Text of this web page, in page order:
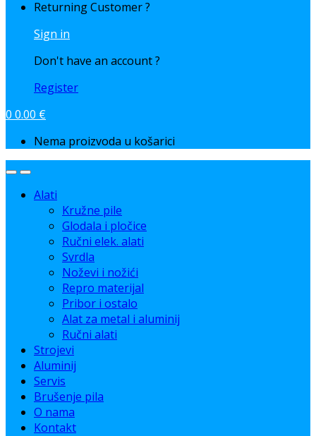
Returning Customer ?
Sign in
Don't have an account ?
Register
0 0.00 €
Nema proizvoda u košarici
Alati
Kružne pile
Glodala i pločice
Ručni elek. alati
Svrdla
Noževi i nožići
Repro materijal
Pribor i ostalo
Alat za metal i aluminij
Ručni alati
Strojevi
Aluminij
Servis
Brušenje pila
O nama
Kontakt